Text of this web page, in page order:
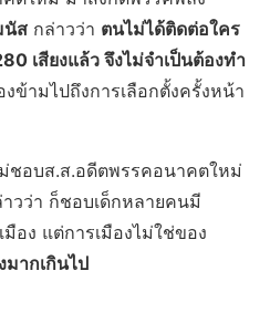
นัส กล่าวว่า ตนไม่ได้ติดต่อใคร
เสียงแล้ว จึงไม่จำเป็นต้องทำ
ข้ามไปถึงการเลือกตั้งครั้งหน้า
ม่ชอบส.ส.อดีตพรรคอนาคตใหม่
วว่า ก็ชอบเด็กหลายคนมี
อง แต่การเมืองไม่ใช่ของ
มากเกินไป